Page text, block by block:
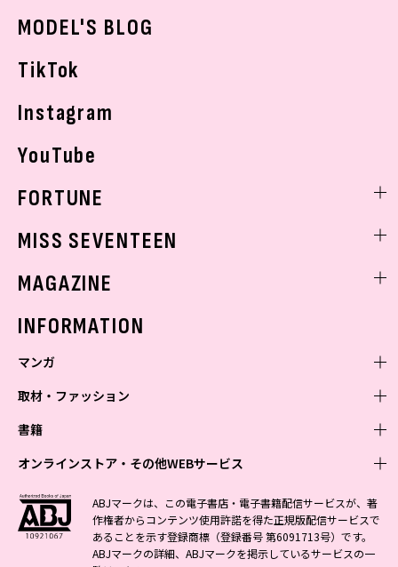
MODEL'S BLOG
TikTok
Instagram
YouTube
FORTUNE
MISS SEVENTEEN
MAGAZINE
INFORMATION
マンガ
少年マンガ
Vジャンプ
最強ジャンプ
少年ジャンプ+
ジャンプTOON
青年マンガ
ZEBRACK
S-MANGA
集英社ジャンプリミックス
少女マンガ
ZEBRACK
S-MANGA
女性マンガ
ジャンプTOON
取材・ファッション
ファッション・美容
BAILA
MAQUIA
芸能・情報・スポーツ
週プレNEWS
週プレ グラジャパ!
書籍
文芸・文庫・総合
小説すばる
集英社 文芸ステーション
学芸・ノンフィクション・新書
1日5分で、明日は変わる よみタイ yomitai
集英社学芸部 - 学芸・ノンフィクション
ライトノベル・ノベライズ
集英社オレンジ文庫
オンラインストア・その他WEBサービス
オンラインストア
OTO
SHUEISHA MANGA-ART HERITAGE
その他WEBサービス
集英社アドナビ
ABJマークは、この電子書店・電子書籍配信サービスが、著
作権者からコンテンツ使用許諾を得た正規版配信サービスで
あることを示す登録商標（登録番号 第6091713号）です。
ABJマークの詳細、ABJマークを掲示しているサービスの一